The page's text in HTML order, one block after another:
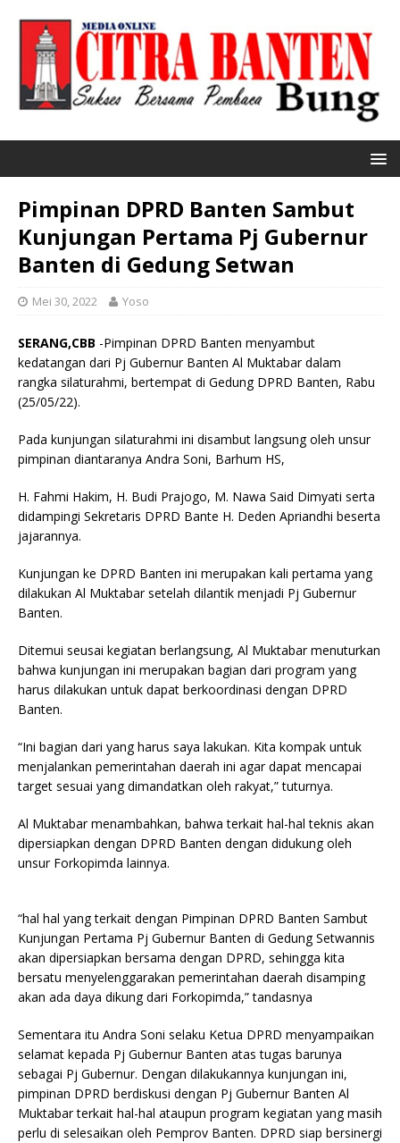
Pimpinan DPRD Banten Sambut
Kunjungan Pertama Pj Gubernur
Banten di Gedung Setwan
Mei 30, 2022 Yoso
SERANG,CBB -Pimpinan DPRD Banten menyambut
kedatangan dari Pj Gubernur Banten Al Muktabar dalam
rangka silaturahmi, bertempat di Gedung DPRD Banten, Rabu
(25/05/22).
Pada kunjungan silaturahmi ini disambut langsung oleh unsur
pimpinan diantaranya Andra Soni, Barhum HS,
H. Fahmi Hakim, H. Budi Prajogo, M. Nawa Said Dimyati serta
didampingi Sekretaris DPRD Bante H. Deden Apriandhi beserta
jajarannya.
Kunjungan ke DPRD Banten ini merupakan kali pertama yang
dilakukan Al Muktabar setelah dilantik menjadi Pj Gubernur
Banten.
Ditemui seusai kegiatan berlangsung, Al Muktabar menuturkan
bahwa kunjungan ini merupakan bagian dari program yang
harus dilakukan untuk dapat berkoordinasi dengan DPRD
Banten.
“Ini bagian dari yang harus saya lakukan. Kita kompak untuk
menjalankan pemerintahan daerah ini agar dapat mencapai
target sesuai yang dimandatkan oleh rakyat,” tuturnya.
Al Muktabar menambahkan, bahwa terkait hal-hal teknis akan
dipersiapkan dengan DPRD Banten dengan didukung oleh
unsur Forkopimda lainnya.
“hal hal yang terkait dengan Pimpinan DPRD Banten Sambut
Kunjungan Pertama Pj Gubernur Banten di Gedung Setwannis
akan dipersiapkan bersama dengan DPRD, sehingga kita
bersatu menyelenggarakan pemerintahan daerah disamping
akan ada daya dikung dari Forkopimda,” tandasnya
Sementara itu Andra Soni selaku Ketua DPRD menyampaikan
selamat kepada Pj Gubernur Banten atas tugas barunya
sebagai Pj Gubernur. Dengan dilakukannya kunjungan ini,
pimpinan DPRD berdiskusi dengan Pj Gubernur Banten Al
Muktabar terkait hal-hal ataupun program kegiatan yang masih
perlu di selesaikan oleh Pemprov Banten. DPRD siap bersinergi